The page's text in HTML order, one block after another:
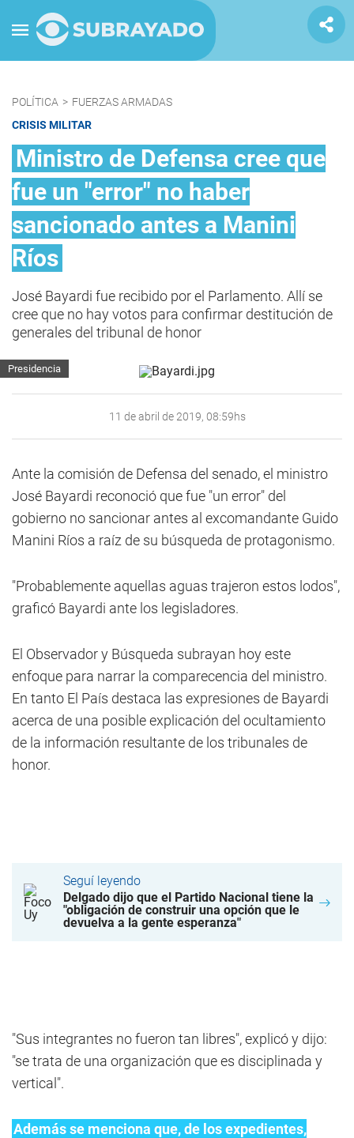
POLÍTICA > FUERZAS ARMADAS
CRISIS MILITAR
Ministro de Defensa cree que
fue un "error" no haber
sancionado antes a Manini
Ríos
José Bayardi fue recibido por el Parlamento. Allí se
cree que no hay votos para confirmar destitución de
generales del tribunal de honor
Presidencia
11 de abril de 2019, 08:59hs
Ante la comisión de Defensa del senado, el ministro
José Bayardi reconoció que fue "un error" del
gobierno no sancionar antes al excomandante Guido
Manini Ríos a raíz de su búsqueda de protagonismo.
"Probablemente aquellas aguas trajeron estos lodos",
graficó Bayardi ante los legisladores.
El Observador y Búsqueda subrayan hoy este
enfoque para narrar la comparecencia del ministro.
En tanto El País destaca las expresiones de Bayardi
acerca de una posible explicación del ocultamiento
de la información resultante de los tribunales de
honor.
Seguí leyendo
Delgado dijo que el Partido Nacional tiene la
"obligación de construir una opción que le
devuelva a la gente esperanza"
"Sus integrantes no fueron tan libres", explicó y dijo:
"se trata de una organización que es disciplinada y
vertical".
Además se menciona que, de los expedientes,